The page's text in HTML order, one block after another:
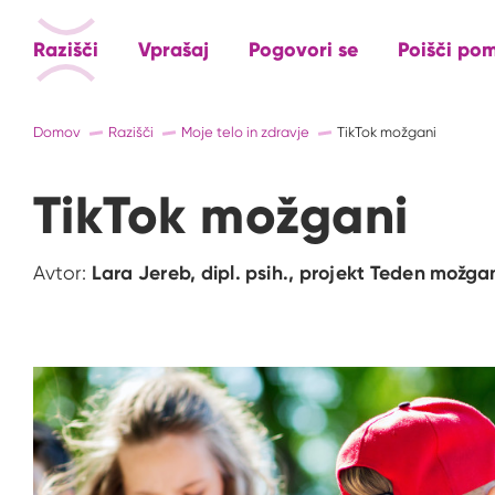
Razišči Vprašaj Pogovori se Poišči
Domov Razišči Moje telo in zdravje TikTok možgani
TikTok možgani
Avtor: Lara Jereb, dipl. psih., projekt Teden